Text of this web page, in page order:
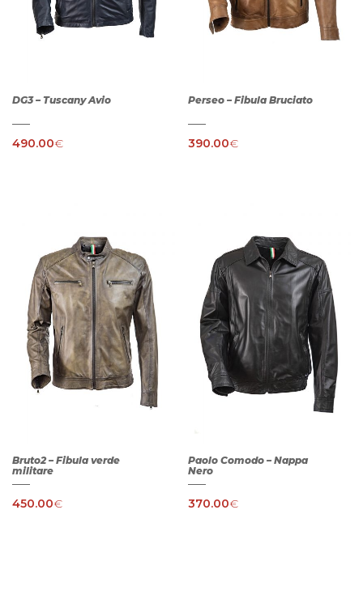
DG3 – Tuscany Avio
490.00€
Perseo – Fibula Bruciato
390.00€
Bruto2 – Fibula verde
militare
450.00€
Paolo Comodo – Nappa
Nero
370.00€